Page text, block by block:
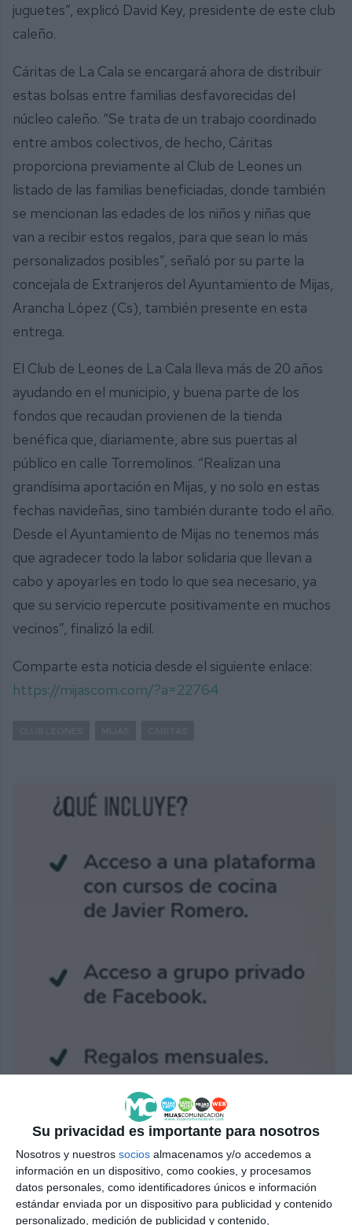
Su privacidad es importante para nosotros
Nosotros y nuestros socios almacenamos y/o accedemos a
información en un dispositivo, como cookies, y procesamos
datos personales, como identificadores únicos e información
estándar enviada por un dispositivo para publicidad y contenido
personalizado, medición de publicidad y contenido,
juguetes”, explicó David Key, presidente de este club
caleño.
Cáritas de La Cala se encargará ahora de distribuir
estas bolsas entre familias desfavorecidas del
núcleo caleño. “Se trata de un trabajo coordinado
entre ambos colectivos, de hecho, Cáritas
proporciona previamente al Club de Leones un
listado de las familias beneficiadas, donde también
se mencionan las edades de los niños y niñas que
van a recibir estos regalos, para que sean lo más
personalizados posibles”, señaló por su parte la
concejala de Extranjeros del Ayuntamiento de Mijas,
Arancha López (Cs), también presente en esta
entrega.
El Club de Leones de La Cala lleva más de 20 años
ayudando en el municipio, y buena parte de los
fondos que recaudan provienen de la tienda
benéfica que, diariamente, abre sus puertas al
público en calle Torremolinos. “Realizan una
grandísima aportación en Mijas, y no solo en estas
fechas navideñas, sino también durante todo el año.
Desde el Ayuntamiento de Mijas no tenemos más
que agradecer todo la labor solidaria que llevan a
cabo y apoyarles en todo lo que sea necesario, ya
que su servicio repercute positivamente en muchos
vecinos”, finalizó la edil.
Comparte esta noticia desde el siguiente enlace:
https://mijascom.com/?a=22764